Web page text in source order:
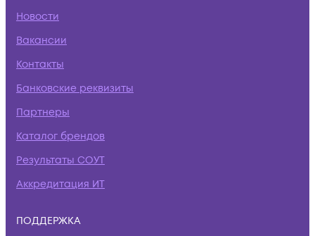
Новости
Вакансии
Контакты
Банковские реквизиты
Партнеры
Каталог брендов
Результаты СОУТ
Аккредитация ИТ
ПОДДЕРЖКА